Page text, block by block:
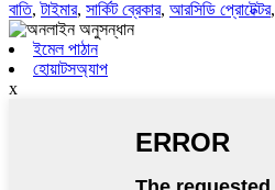
বাতি,টাইমার, সার্কিট ব্রেকার, আরসিডি প্রোটেক্টর,
ইমেল পাঠান
হোয়াটসঅ্যাপ
x